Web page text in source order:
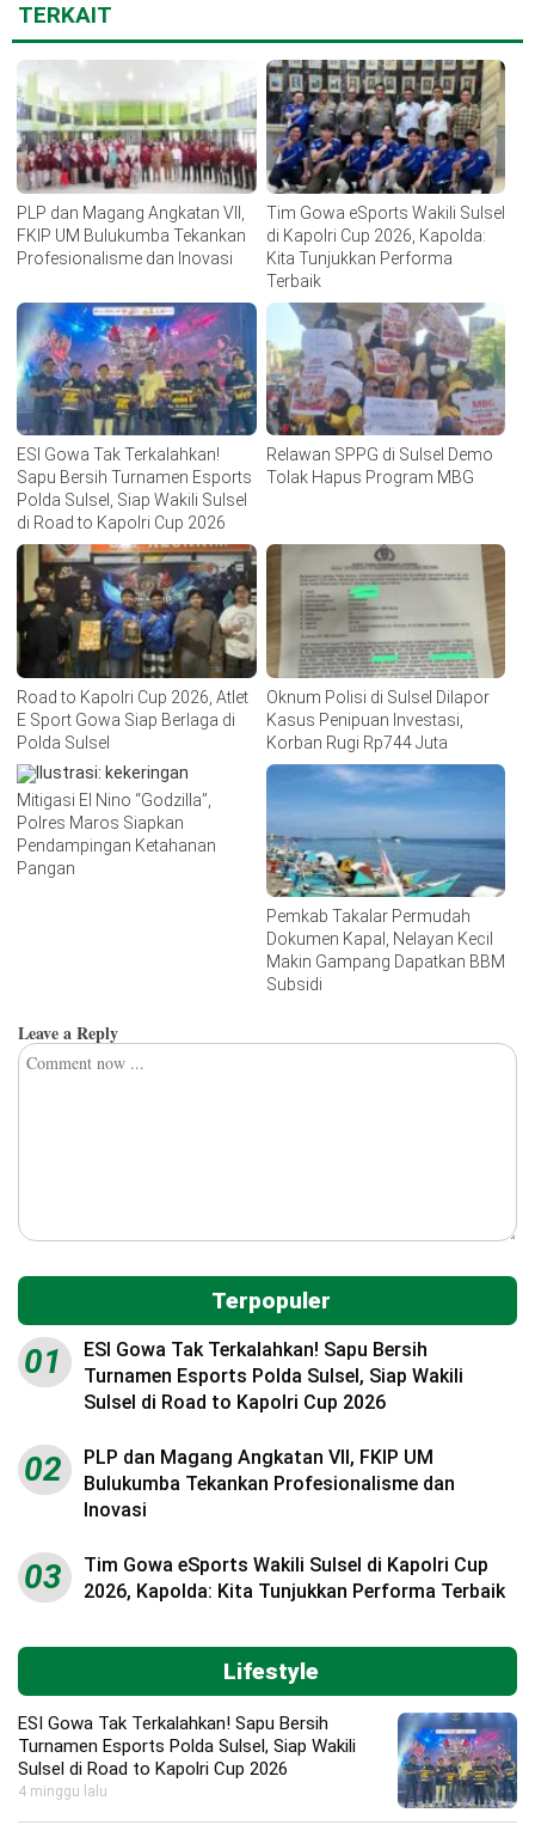
TERKAIT
PLP dan Magang Angkatan VII,
FKIP UM Bulukumba Tekankan
Profesionalisme dan Inovasi
Tim Gowa eSports Wakili Sulsel
di Kapolri Cup 2026, Kapolda:
Kita Tunjukkan Performa
Terbaik
ESI Gowa Tak Terkalahkan!
Sapu Bersih Turnamen Esports
Polda Sulsel, Siap Wakili Sulsel
di Road to Kapolri Cup 2026
Relawan SPPG di Sulsel Demo
Tolak Hapus Program MBG
Road to Kapolri Cup 2026, Atlet
E Sport Gowa Siap Berlaga di
Polda Sulsel
Oknum Polisi di Sulsel Dilapor
Kasus Penipuan Investasi,
Korban Rugi Rp744 Juta
Mitigasi El Nino “Godzilla”,
Polres Maros Siapkan
Pendampingan Ketahanan
Pangan
Pemkab Takalar Permudah
Dokumen Kapal, Nelayan Kecil
Makin Gampang Dapatkan BBM
Subsidi
Leave a Reply
Terpopuler
01
ESI Gowa Tak Terkalahkan! Sapu Bersih
Turnamen Esports Polda Sulsel, Siap Wakili
Sulsel di Road to Kapolri Cup 2026
02
PLP dan Magang Angkatan VII, FKIP UM
Bulukumba Tekankan Profesionalisme dan
Inovasi
03
Tim Gowa eSports Wakili Sulsel di Kapolri Cup
2026, Kapolda: Kita Tunjukkan Performa Terbaik
Lifestyle
ESI Gowa Tak Terkalahkan! Sapu Bersih
Turnamen Esports Polda Sulsel, Siap Wakili
Sulsel di Road to Kapolri Cup 2026
4 minggu lalu